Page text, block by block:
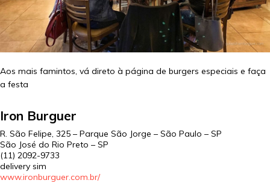
Aos mais famintos, vá direto à página de burgers especiais e faça
a festa
Iron Burguer
R. São Felipe, 325 – Parque São Jorge – São Paulo – SP
São José do Rio Preto – SP
(11) 2092-9733
delivery sim
www.ironburguer.com.br/